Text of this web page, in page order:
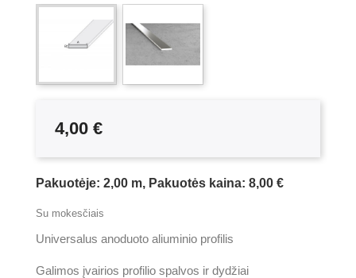
4,00 €
Pakuotėje: 2,00 m, Pakuotės kaina: 8,00 €
Su mokesčiais
Universalus anoduoto aliuminio profilis
Galimos įvairios profilio spalvos ir dydžiai